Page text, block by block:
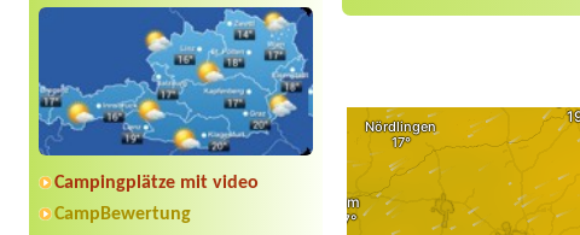
Campingplätze mit video
CampBewertung